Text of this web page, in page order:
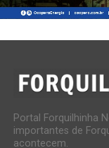
Portal Forquilhinha
importantes de
acontecem.